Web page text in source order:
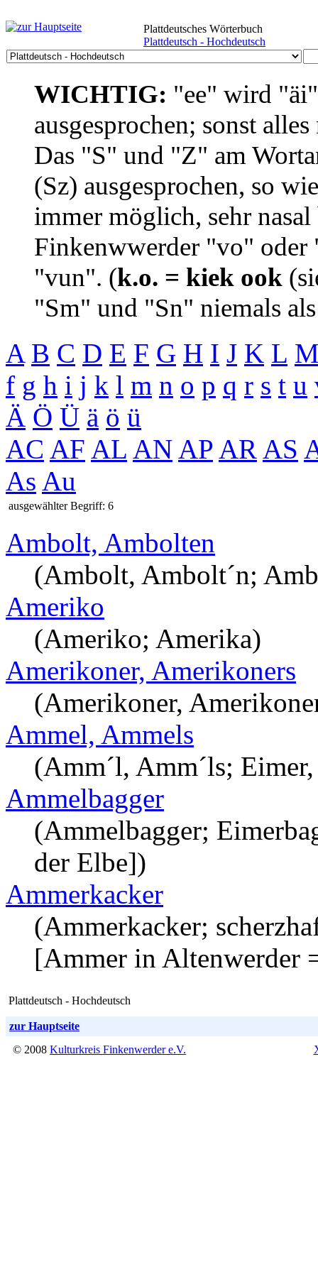
Plattdeutsches Wörterbuch
Plattdeutsch - Hochdeutsch
WICHTIG: "ee" wird
ausgesprochen; sonst
Das "S" und "Z" am
(Sz) ausgesprochen, so
immer möglich, sehr
Finkenwwerder "vo"
"vun". (k.o. = kiek ook
"Sm" und "Sn" niemals
A B C D E F G H I J K L
f g h i j k l m n o p q r s t u
Ä Ö Ü ä ö ü
AC AF AL AN AP AR AS
As Au
ausgewählter Begriff: 6
Ambolt, Ambolten
(Ambolt, Ambolt´n;
Ameriko
(Ameriko; Amerika)
Amerikoner, Amerikoners
(Amerikoner,
Ammel, Ammels
(Amm´l, Amm´ls;
Ammelbagger
(Ammelbagger;
der Elbe])
Ammerkacker
(Ammerkacker;
[Ammer in Altenwerder
Plattdeutsch - Hochdeutsch
zur Hauptseite
© 2008 Kulturkreis Finkenwerder e.V.